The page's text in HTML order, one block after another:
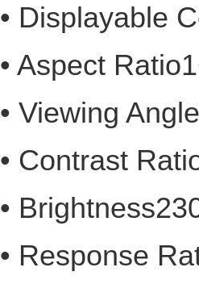
• Displayable
• Aspect
• Viewing
• Contrast
•
• Response